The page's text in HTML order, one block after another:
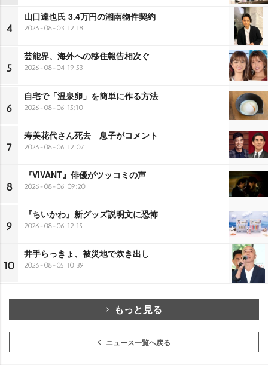
4
山口達也氏 3.4万円の湘南物件契約
2026-08-03 12:18
5
芸能界、海外への移住報告相次ぐ
2026-08-04 19:53
6
自宅で「温泉卵」を簡単に作る方法
2026-08-06 15:10
7
寿美花代さん死去 息子がコメント
2026-08-06 12:07
8
『VIVANT』俳優がツッコミの声
2026-08-06 09:20
9
『ちいかわ』新グッズ説明文に恐怖
2026-08-06 12:15
10
井手らっきょ、被災地で炊き出し
2026-08-05 10:39
もっと見る
ニュース一覧へ戻る